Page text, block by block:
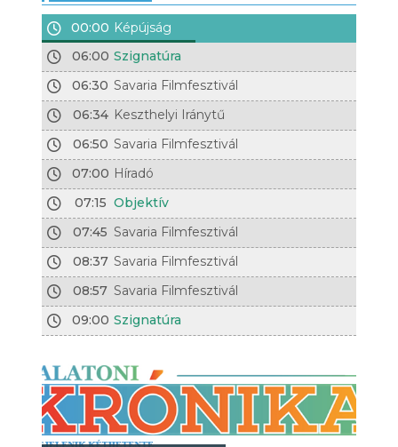
00:00 Képújság
06:00 Szignatúra
06:30 Savaria Filmfesztivál
06:34 Keszthelyi Iránytű
06:50 Savaria Filmfesztivál
07:00 Híradó
07:15 Objektív
07:45 Savaria Filmfesztivál
08:37 Savaria Filmfesztivál
08:57 Savaria Filmfesztivál
09:00 Szignatúra